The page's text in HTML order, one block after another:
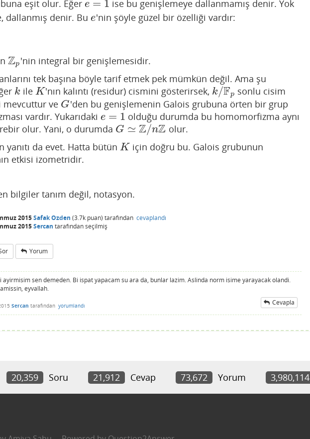
eşit olur. Eğer e = 1
e=1
ise bu genişlemeye dallanmamış denir. Yok
dallanmış denir. Bu e
e'nin şöyle güzel bir özelliği vardır:
Zp
Zp 'nin integral bir genişlemesidir.
tek başına böyle tarif etmek pek mümkün değil. Ama şu
k
k ileK
K 'nın kalıntı (residur) cismini gösterirsek, k/Fp
k/Fp
sonlu cisim
mevcuttur ve G
G 'den bu genişlemenin Galois grubuna örten bir grup
vardır. Yukarıdaki e = 1
e =1
olduğu durumda bu homomorfizma aynı
olur. Yani, o durumda G ≃ Z/nZ
G≃Z/ nZ
olur.
yanıtı da evet. Hatta bütün K
K
için doğru bu. Galois grubunun
etkisi izometridir.
bilgiler tanım değil, notasyon.
2015Safak Ozden (3.7k puan) tarafından cevaplandı
2015Sercan tarafındanseçilmiş
Yorum
ayirmisim sen demeden. Bi ispat yapacam su ara da, bunlar lazim. Aslinda norm isime yarayacak olandi.
eyvallah.
Sercan tarafından yorumlandı Cevapla
20,359 Soru 21,912 Cevap 73,672 Yorum 3,980,114